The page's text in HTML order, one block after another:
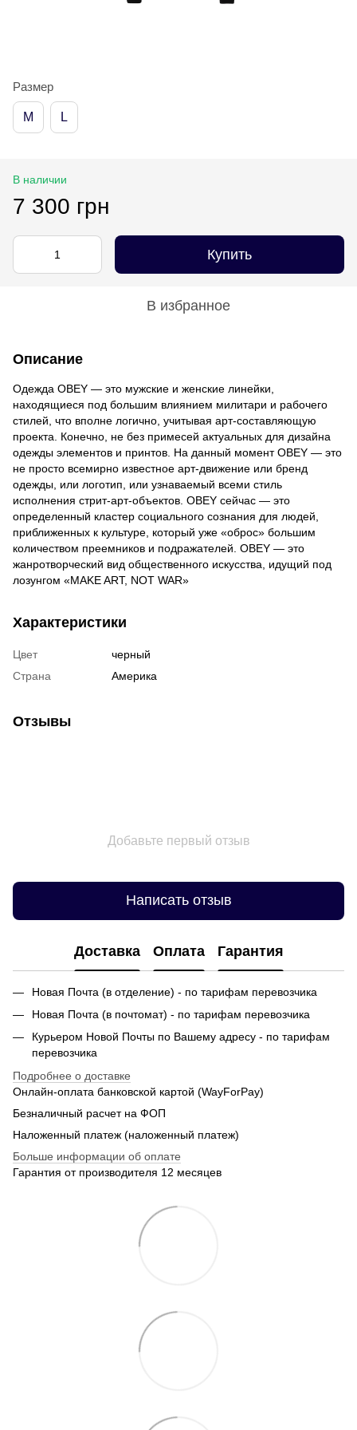
Размер
M L
В наличии
7 300 грн
Купить
В избранное
Описание
Одежда OBEY — это мужские и женские линейки,
находящиеся под большим влиянием милитари и рабочего
стилей, что вполне логично, учитывая арт-составляющую
проекта. Конечно, не без примесей актуальных для дизайна
одежды элементов и принтов. На данный момент OBEY — это
не просто всемирно известное арт-движение или бренд
одежды, или логотип, или узнаваемый всеми стиль
исполнения стрит-арт-объектов. OBEY сейчас — это
определенный кластер социального сознания для людей,
приближенных к культуре, который уже «оброс» большим
количеством преемников и подражателей. OBEY — это
жанротворческий вид общественного искусства, идущий под
лозунгом «MAKE ART, NOT WAR»
Характеристики
Цвет
черный
Страна
Америка
Отзывы
Добавьте первый отзыв
Написать отзыв
Доставка Оплата Гарантия
Новая Почта (в отделение) - по тарифам перевозчика
Новая Почта (в почтомат) - по тарифам перевозчика
Курьером Новой Почты по Вашему адресу - по тарифам
перевозчика
Подробнее о доставке
Онлайн-оплата банковской картой (WayForPay)
Безналичный расчет на ФОП
Наложенный платеж (наложенный платеж)
Больше информации об оплате
Гарантия от производителя 12 месяцев